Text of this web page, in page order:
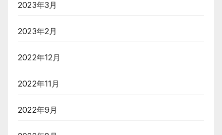
2023年3月
2023年2月
2022年12月
2022年11月
2022年9月